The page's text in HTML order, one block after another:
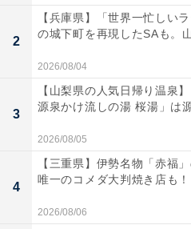
和風のチキンを味わうな
あらびきソーセージプレー
2
【兵庫県】「世界一忙しい
の城下町を再現したSAも。
2026/08/04
3
【山梨県の人気日帰り温泉
源泉かけ流しの湯 桜湯」は
2026/08/05
4
【三重県】伊勢名物「赤福
唯一のコメダ大判焼き店も！
2026/08/06